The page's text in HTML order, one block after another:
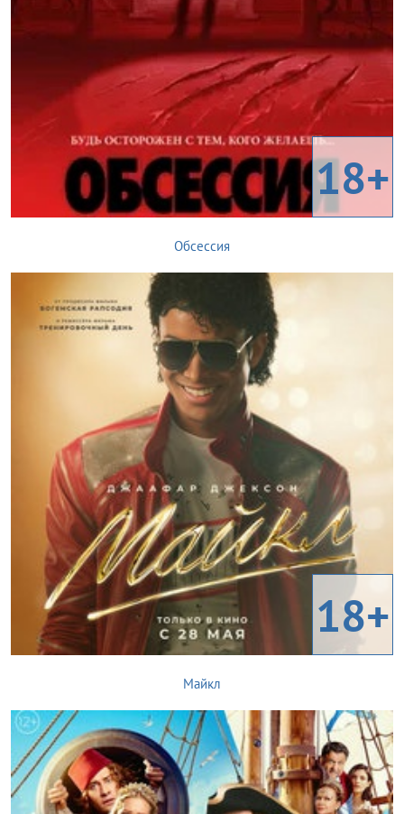
18+
Обсессия
18+
Майкл